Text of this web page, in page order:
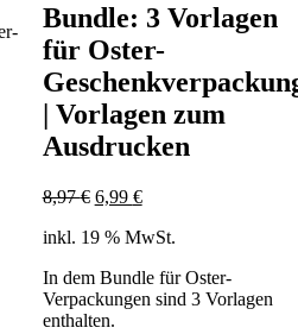
Bundle: 3 Vorlagen
für Oster-
| Vorlagen zum
Ausdrucken
8,97€ Ursprünglicher
war:
6,99 €Aktueller
ist:
inkl. 19 % MwSt.
In dem Bundle für Oster-
Verpackungen sind 3 Vorlagen
enthalten.